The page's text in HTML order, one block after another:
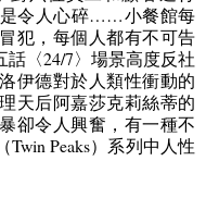
令人心碎……小餐館每
犯，每個人都有不可告
話〈24/7〉場景高度反社
伊德對於人類性衝動的
天后阿嘉莎克莉絲蒂的
卻令人興奮，有一種不
Twin Peaks）系列中人性